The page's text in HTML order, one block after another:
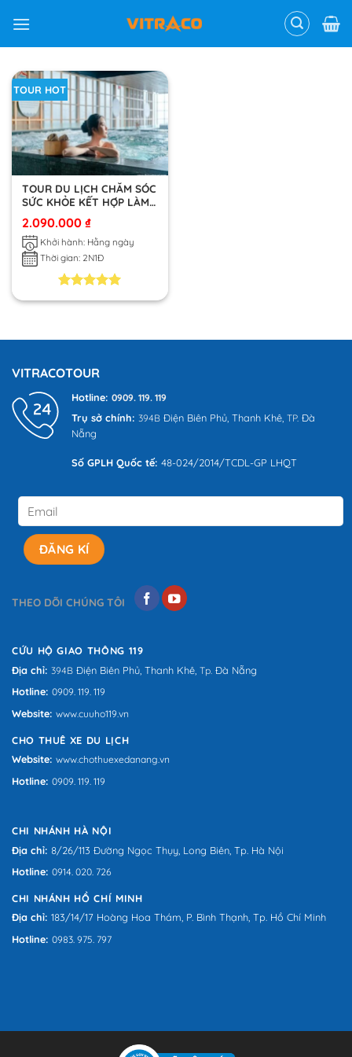
content
TOUR HOT
TOUR DU LỊCH CHĂM SÓC
SỨC KHỎE KẾT HỢP LÀM
ĐẸP CÙNG VITRACO
2.090.000₫
Khởi hành: Hằng ngày
Thời gian: 2N1Đ
5.00trên 5
3
VITRACOTOUR
Hotline: 0909. 119. 119
Trụ sở chính: 394B Điện Biên Phủ, Thanh Khê, TP. Đà
Nẵng
Số GPLH Quốc tế: 48-024/2014/TCDL-GP LHQT
THEO DÕI CHÚNG TÔI
CỨU HỘ GIAO THÔNG 119
Địa chỉ: 394B Điện Biên Phủ, Thanh Khê, Tp. Đà Nẵng
Hotline: 0909. 119. 119
Website: www.cuuho119.vn
CHO THUÊ XE DU LỊCH
Website: www.chothuexedanang.vn
Hotline: 0909. 119. 119
CHI NHÁNH HÀ NỘI
Địa chỉ: 8/26/113 Đường Ngọc Thụy, Long Biên, Tp. Hà Nội
Hotline: 0914. 020. 726
CHI NHÁNH HỒ CHÍ MINH
Địa chỉ: 183/14/17 Hoàng Hoa Thám, P. Bình Thạnh, Tp. Hồ Chí Minh
Hotline: 0983. 975. 797